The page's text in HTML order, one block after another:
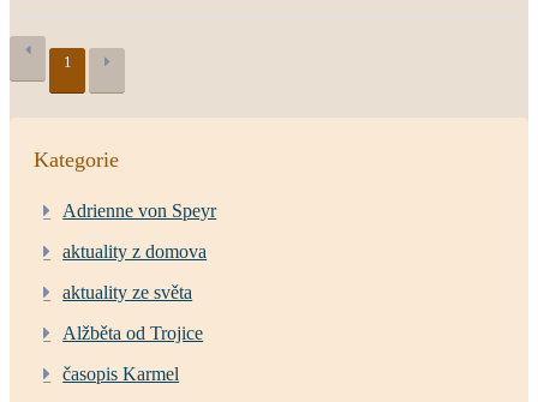
1
Kategorie
Adrienne von Speyr
aktuality z domova
aktuality ze světa
Alžběta od Trojice
časopis Karmel